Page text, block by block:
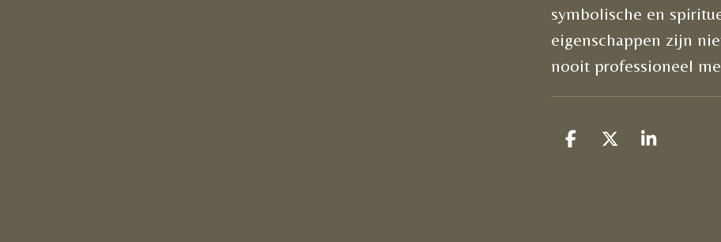
symbolische en
eigenschappen zijn
nooit professioneel
D
D
S